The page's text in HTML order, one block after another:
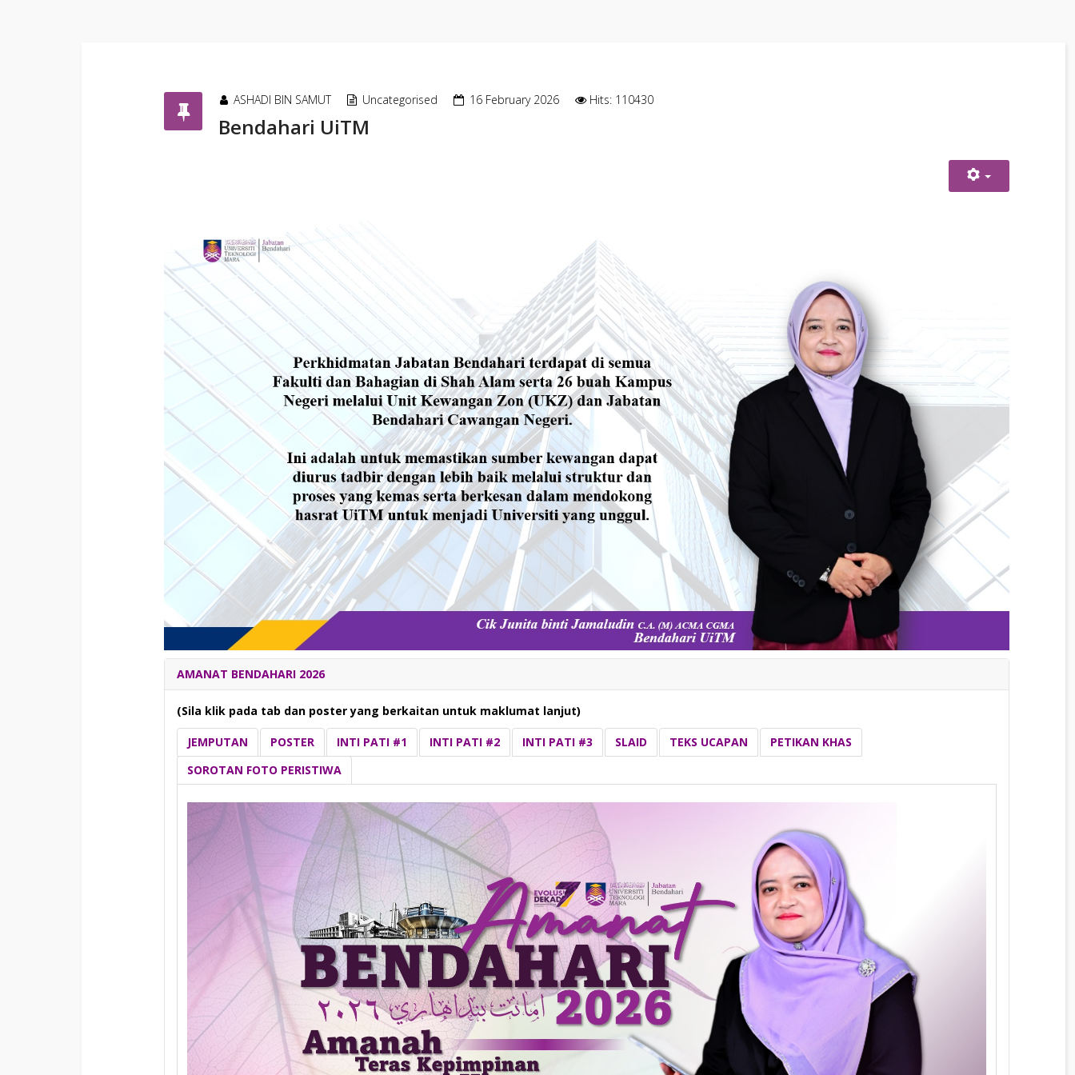
ASHADI BIN SAMUT Uncategorised 16 February 2026 Hits: 110430
Bendahari UiTM
AMANAT BENDAHARI 2026
(Sila klik pada tab dan poster yang berkaitan untuk maklumat lanjut)
JEMPUTAN POSTER INTI PATI #1 INTI PATI #2 INTI PATI #3 SLAID TEKS UCAPAN
PETIKAN KHAS
SOROTAN FOTO PERISTIWA